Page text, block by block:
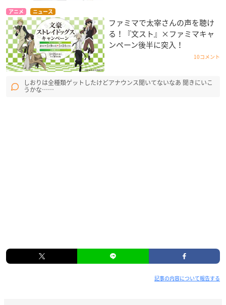
アニメ ニュース
ファミマで太宰さんの声を聴け
る！『文スト』×ファミマキャ
ンペーン後半に突入！
10コメント
しおりは全種類ゲットしたけどアナウンス聞いてないなあ 聞きにいこ
うかな……
記事の内容について報告する